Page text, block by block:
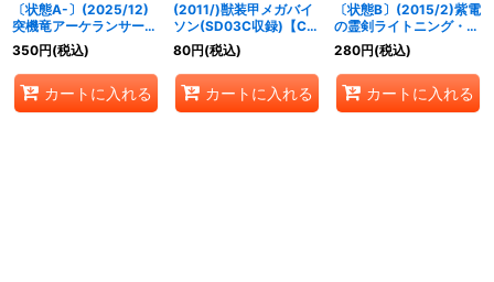
〔状態A-〕(2025/12)
突機竜アーケランサー
LT【M】{BSC50-019}
《赤》
350円(税込)
カートに入れる
(2011/)獣装甲メガバイ
ソン(SD03C収録)【C】
{BSC05-015}《白》
80円(税込)
カートに入れる
〔状態B〕(2015/2)紫電
の霊剣ライトニング・シ
オン(BSC21収録)【X】
{BS23-X08}《紫》
280円(税込)
カートに入れる